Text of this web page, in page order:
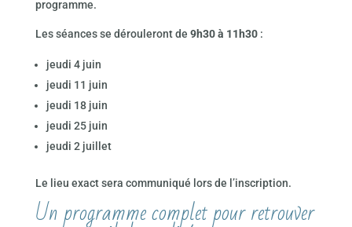
programme.
Les séances se dérouleront de 9h30 à 11h30:
jeudi 4 juin
jeudi 11 juin
jeudi 18 juin
jeudi 25 juin
jeudi 2 juillet
Le lieu exact sera communiqué lors de l’inscription.
Un programme complet pour retrouver